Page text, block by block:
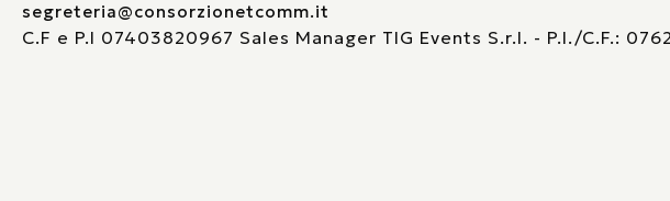
segreteria@consorzionetcomm.it
C.F e P.I 07403820967 Sales Manager TIG Events S.r.l. - P.I./C.F.: